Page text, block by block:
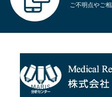
ご不明点やご